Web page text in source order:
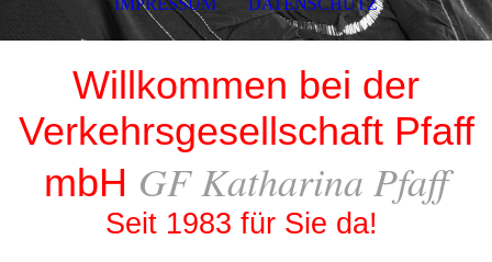
Willkommen bei der
Verkehrsgesellschaft Pfaff
mbH GF Katharina Pfaff
Seit 1983 für Sie da!
IMPRESSUM DATENSCHUTZ